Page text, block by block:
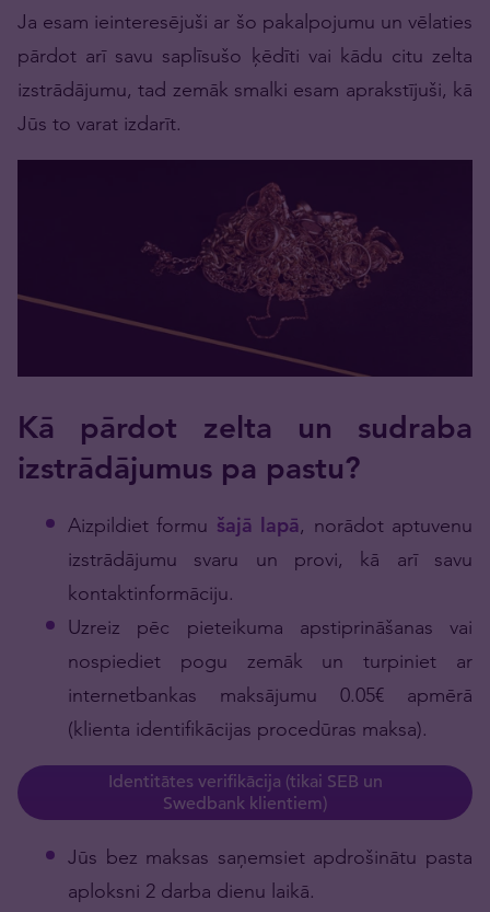
Ja esam ieinteresējuši ar šo pakalpojumu un vēlaties
pārdot arī savu saplīsušo ķēdīti vai kādu citu zelta
izstrādājumu, tad zemāk smalki esam aprakstījuši, kā
Jūs to varat izdarīt.
Kā pārdot zelta un sudraba
izstrādājumus pa pastu?
Aizpildiet formu šajā lapā, norādot aptuvenu
izstrādājumu svaru un provi, kā arī savu
kontaktinformāciju.
Uzreiz pēc pieteikuma apstiprināšanas vai
nospiediet pogu zemāk un turpiniet ar
internetbankas maksājumu 0.05€ apmērā
(klienta identifikācijas procedūras maksa).
Identitātes verifikācija (tikai SEB un
Swedbank klientiem)
Jūs bez maksas saņemsiet apdrošinātu pasta
aploksni 2 darba dienu laikā.